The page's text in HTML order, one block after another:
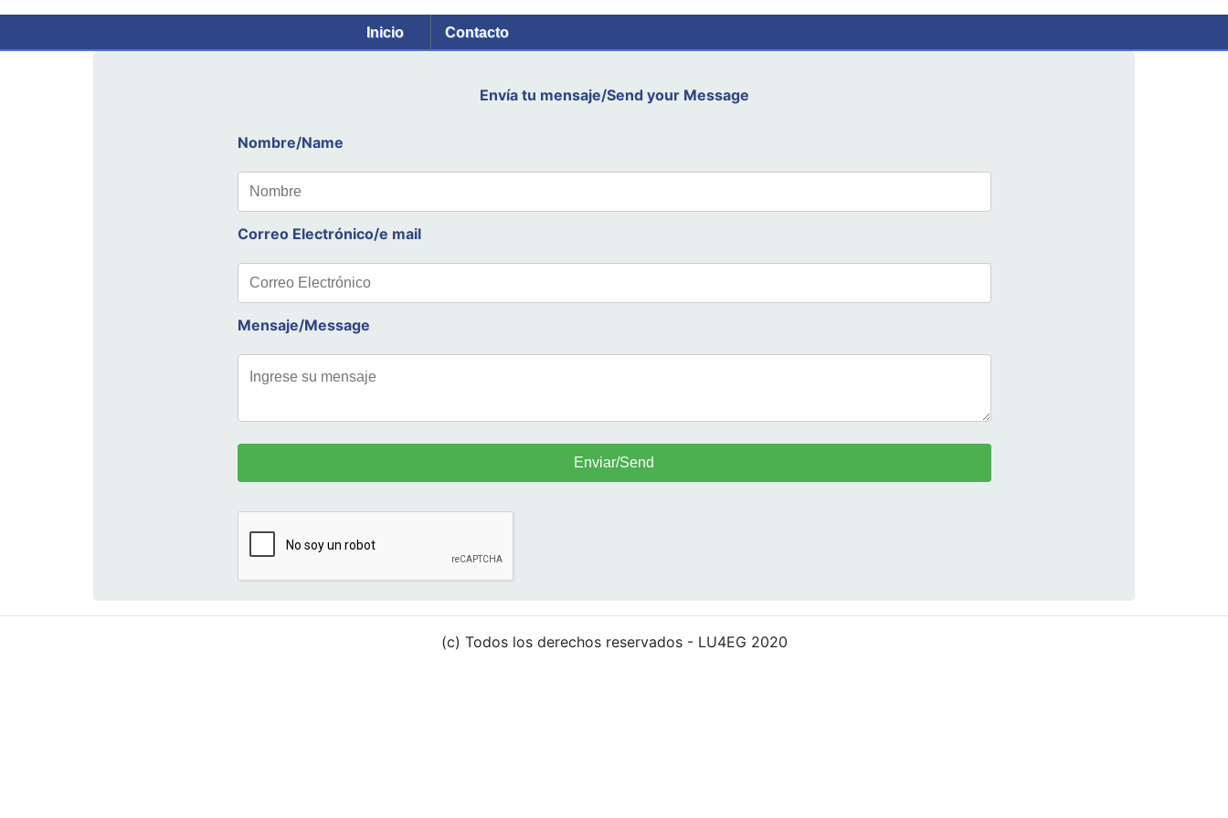
Inicio Contacto
Envía tu mensaje/Send your Message
Nombre/Name
Correo Electrónico/e mail
Mensaje/Message
(c) Todos los derechos reservados - LU4EG 2020